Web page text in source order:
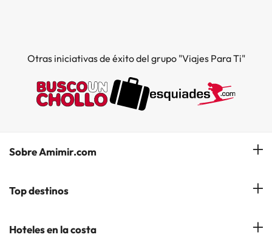
Otras iniciativas de éxito del grupo "Viajes Para Ti"
Sobre Amimir.com
¿Quiénes somos?
Gestionar mi reserva
Top destinos
Hoteles en Salou
Hoteles en la costa